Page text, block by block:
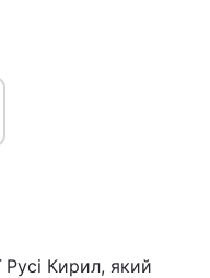
Русі Кирил, який